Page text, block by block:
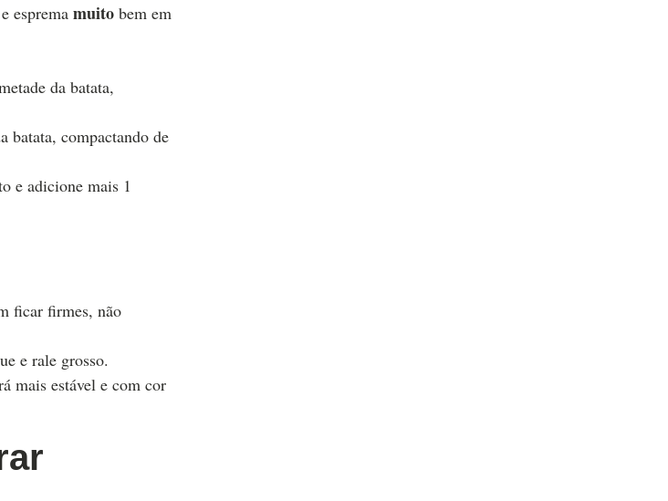
esprema muito bem em
da batata,
batata, compactando de
e adicione mais 1
ficar firmes, não
e rale grosso.
mais estável e com cor